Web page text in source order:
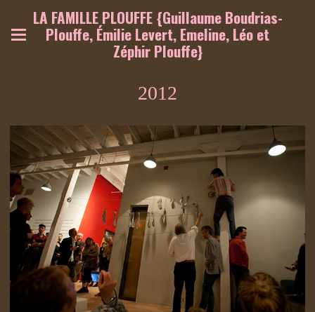
LA FAMILLE PLOUFFE {Guillaume Boudrias-
Plouffe, Émilie Levert, Emeline, Léo et
Zéphir Plouffe}
2012